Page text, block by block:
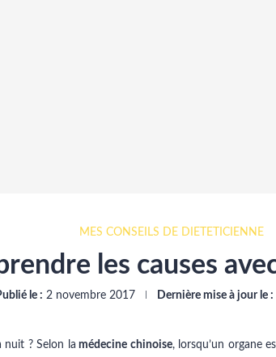
MES CONSEILS DE DIÉTÉTICIENNE
les causes
le : 2 novembre 2017 Dernière mise à jour le :
nuit ? Selon la médecine chinoise, lorsqu’un organe